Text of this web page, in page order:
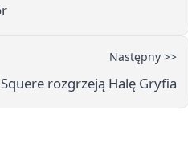
Następny >>
rozgrzeją Halę Gryfia